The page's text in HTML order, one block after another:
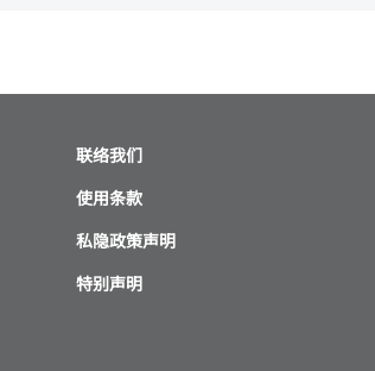
联络我们
使用条款
私隐政策声明
特别声明